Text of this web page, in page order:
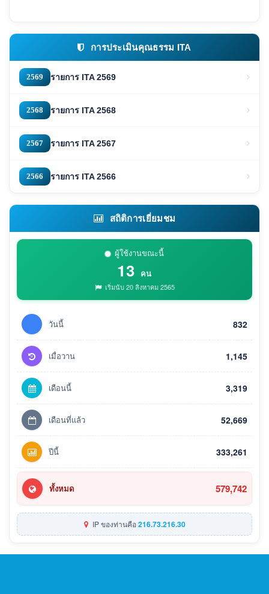
การประเมินคุณธรรม ITA
2569 รายการ ITA 2569
2568 รายการ ITA 2568
2567 รายการ ITA 2567
2566 รายการ ITA 2566
สถิติการเยี่ยมชม
ผู้ใช้งานขณะนี้
13 คน
เริ่มนับ 20 สิงหาคม 2565
วันนี้ 832
เมื่อวาน 1,145
เดือนนี้ 3,319
เดือนที่แล้ว 52,669
ปีนี้ 333,261
ทั้งหมด 579,742
IP ของท่านคือ216.73.216.30